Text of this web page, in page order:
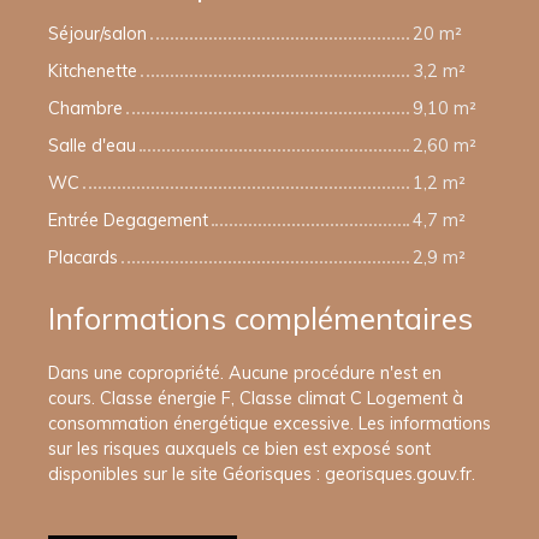
Séjour/salon
20 m²
Kitchenette
3,2 m²
Chambre
9,10 m²
Salle d'eau
2,60 m²
WC
1,2 m²
Entrée Degagement
4,7 m²
Placards
2,9 m²
Informations complémentaires
Dans une copropriété. Aucune procédure n'est en
cours. Classe énergie F, Classe climat C Logement à
consommation énergétique excessive. Les informations
sur les risques auxquels ce bien est exposé sont
disponibles sur le site Géorisques : georisques.gouv.fr.